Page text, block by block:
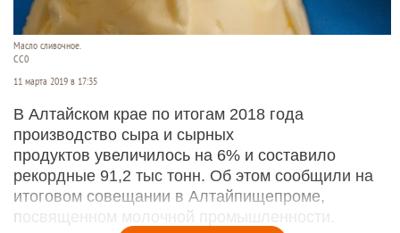
Масло сливочное.
СС0
11 марта 2019 в 17:35
В Алтайском крае по итогам 2018 года
производство сыра и сырных
продуктов увеличилось на 6% и составило
рекордные 91,2 тыс тонн. Об этом сообщили на
итоговом совещании в Алтайпищепроме,
посвященном молочной промышленности.